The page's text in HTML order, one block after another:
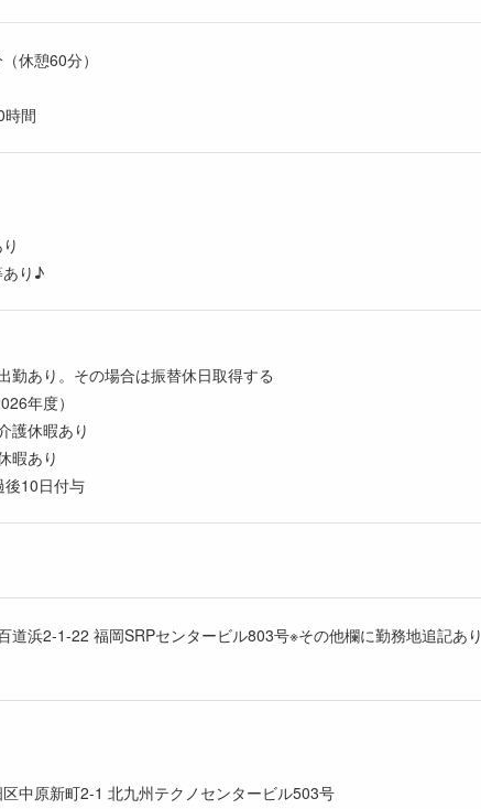
休憩60分）
時間
り♪
勤あり。その場合は振替休日取得する
年度）
護休暇あり
暇あり
後10日付与
道浜2-1-22 福岡SRPセンタービル803号※その他欄に勤務地追記あり
中原新町2-1 北九州テクノセンタービル503号